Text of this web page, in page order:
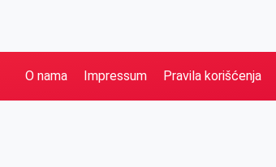
O nama Impressum Pravila korišćenja